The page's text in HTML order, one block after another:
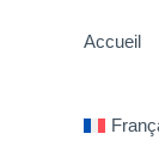
Accueil